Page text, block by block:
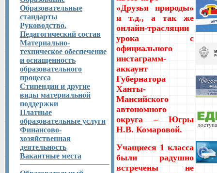
Образовательные
стандарты
Руководство.
Педагогический состав
Материально-
техническое обеспечение
и оснащенность
образовательного
процесса
Стипендии и другие
виды материальной
поддержки
Платные
образовательные услуги
Финансово-
хозяйственная
деятельность
Вакантные места
«Друзья природы»
и т.д., а так же
онлайн-трасляции
урока с
официального
инстаграмм-
аккаунт
Губернатора
Ханты-
Мансийского
автономного
округа – Югры
Н.В. Комаровой.
Учащиеся 1 класса
были радушно
встречены не